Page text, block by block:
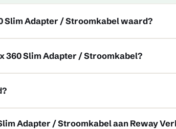
Slim Adapter / Stroomkabel waard?
360 Slim Adapter / Stroomkabel?
Adapter / Stroomkabel aan Reway